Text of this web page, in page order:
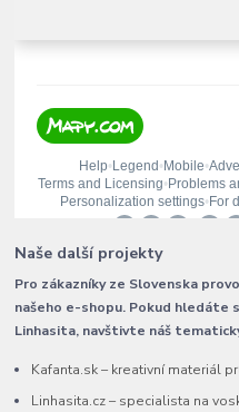
Naše další projekty
Pro zákazníky ze Slovenska
našeho e-shopu. Pokud hledáte
Linhasita, navštivte náš
Kafanta.sk – kreativní materiál
Linhasita.cz – specialista na